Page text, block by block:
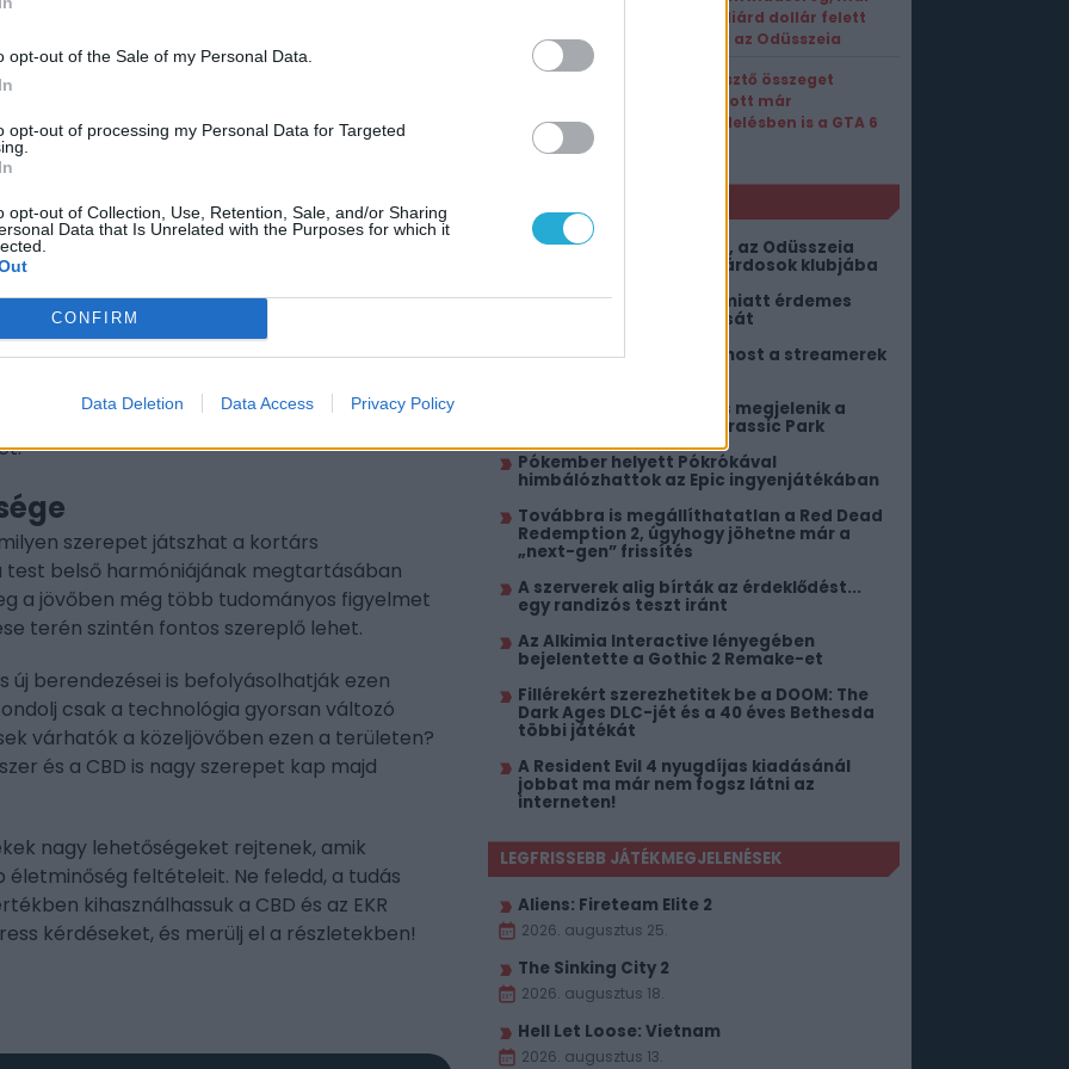
opt-out of the Sale of my Personal Data.
opt-out of processing my Personal Data for Targeted
opt-out of Collection, Use, Retention, Sale, and/or Sharing
Data that Is Unrelated with the Purposes for which it
CONFIRM
Data Deletion Data Access Privacy Policy
egyik fontos hatóanyaga a cannabidiol
anélkül, hogy pszichoaktív hatást
során kiderült, hogy a CBD-nek számos
csökkentését és a szorongás enyhítését.
a Dunahemp foglalkozik olyan
CBD-jét tartalmazzák. Az általuk
egészségük megőrzésében. A
így magukban hordozzák a növény
vonzó lehetőség, különösen azoknak,
egészségüket. Az elérhető kutatások
rendszeres használata támogathatja
szerepet játszhat a kortárs
test belső harmóniájának megtartásában
a jövőben még több tudományos figyelmet
terén szintén fontos szereplő lehet.
új berendezései is befolyásolhatják ezen
csak a technológia gyorsan változó
várhatók a közeljövőben ezen a területen?
és a CBD is nagy szerepet kap majd
nagy lehetőségeket rejtenek, amik
feltételeit. Ne feledd, a tudás
kihasználhassuk a CBD és az EKR
kérdéseket, és merülj el a részletekben!
egymilliárd dollár felett
hajózik az Odüsszeia
Elképesztő összeget
hozhatott már
előrendelésben is a GTA 6
Főhet a gyűlölködők feje, az Odüsszeia
ugyanis belépett a milliárdosok klubjába
Nem csak a nosztalgia miatt érdemes
várni a Fallout 3 felújítását
Az AI elveszi a munkát: most a streamerek
Már csak néhány nap, és megjelenik a
túlélőhorrorba oltott Jurassic Park
Pókember helyett Pókrókával
himbálózhattok az Epic ingyenjátékában
Továbbra is megállíthatatlan a Red Dead
Redemption 2, úgyhogy jöhetne már a
„next-gen” frissítés
A szerverek alig bírták az érdeklődést...
egy randizós teszt iránt
Az Alkimia Interactive lényegében
bejelentette a Gothic 2 Remake-et
Fillérekért szerezhetitek be a DOOM: The
Dark Ages DLC-jét és a 40 éves Bethesda
többi játékát
A Resident Evil 4 nyugdíjas kiadásánál
jobbat ma már nem fogsz látni az
interneten!
LEGFRISSEBB JÁTÉKMEGJELENÉSEK
Aliens: Fireteam Elite 2
2026. augusztus 25.
The Sinking City 2
2026. augusztus 18.
Hell Let Loose: Vietnam
2026. augusztus 13.